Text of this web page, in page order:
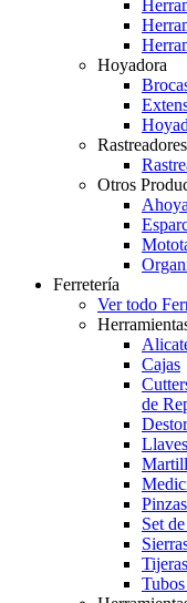
Hoyadora
Rastreadores
Otros
Ferretería
Ver todo
Cajas
de
Llaves
Pinzas
Set
Tijeras